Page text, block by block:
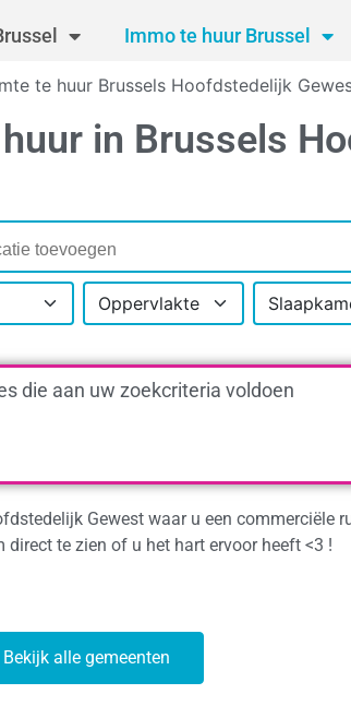
Immo te huur Brussel
te huur Brussels Hoofdstedelijk
in Brussels
Oppervlakte
die aan uw zoekcriteria voldoen
Gewest waar u een commerciële
direct te zien of u het hart ervoor heeft <3 !
Bekijk alle gemeenten